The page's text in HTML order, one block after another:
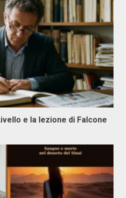
e la lezione di Falcone